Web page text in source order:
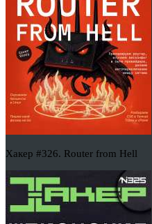
Хакер #326. Router from Hell